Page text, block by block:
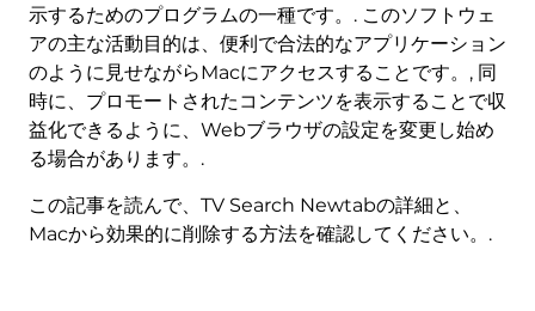
示するためのプログラムの一種です。. このソフトウェ
アの主な活動目的は、便利で合法的なアプリケーション
のように見せながらMacにアクセスすることです。, 同
時に、プロモートされたコンテンツを表示することで収
益化できるように、Webブラウザの設定を変更し始め
る場合があります。.
この記事を読んで、TV Search Newtabの詳細と、
Macから効果的に削除する方法を確認してください。.